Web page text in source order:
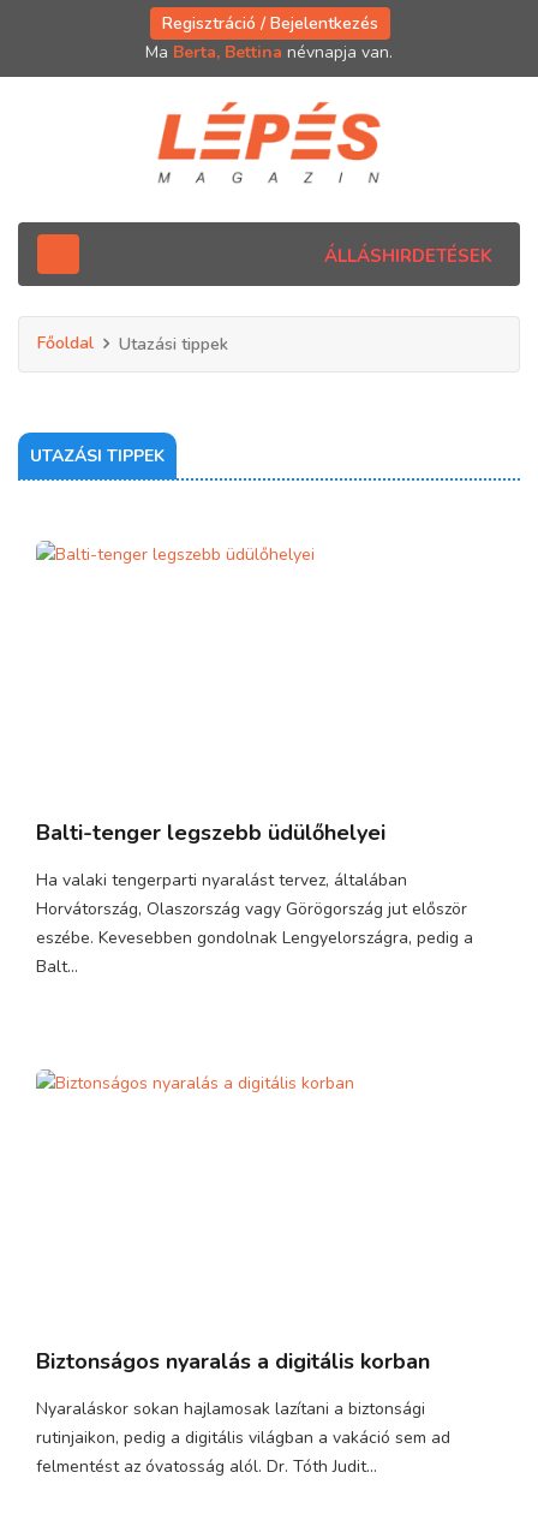
Regisztráció / Bejelentkezés
Ma Berta, Bettina névnapja van.
ÁLLÁSHIRDETÉSEK
Főoldal Utazási tippek
UTAZÁSI TIPPEK
Balti-tenger legszebb üdülőhelyei
Ha valaki tengerparti nyaralást tervez, általában
Horvátország, Olaszország vagy Görögország jut először
eszébe. Kevesebben gondolnak Lengyelországra, pedig a
Balt...
Biztonságos nyaralás a digitális korban
Nyaraláskor sokan hajlamosak lazítani a biztonsági
rutinjaikon, pedig a digitális világban a vakáció sem ad
felmentést az óvatosság alól. Dr. Tóth Judit...